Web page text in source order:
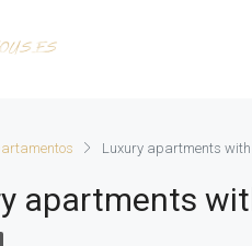
Luxury apartments
apartments